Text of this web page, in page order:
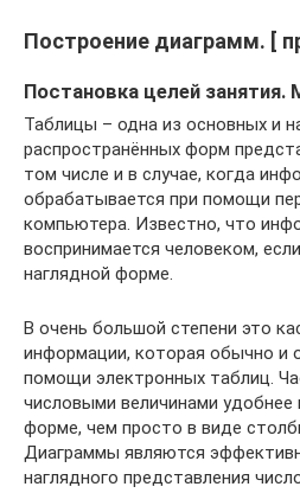
Построение диаграмм. [
Постановка целей занятия.
Таблицы – одна из основных и
распространённых форм
том числе и в случае, когда
обрабатывается при помощи
компьютера. Известно, что
воспринимается человеком,
наглядной форме.
В очень большой степени это
информации, которая обычно и
помощи электронных таблиц.
числовыми величинами удобнее
форме, чем просто в виде
Диаграммы являются
наглядного представления